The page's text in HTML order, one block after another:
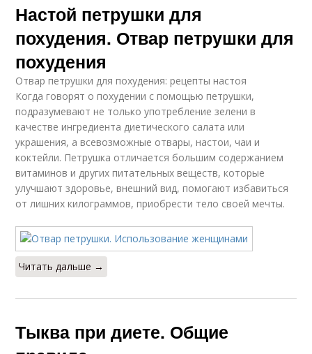
Настой петрушки для
похудения. Отвар петрушки для
похудения
Отвар петрушки для похудения: рецепты настоя
Когда говорят о похудении с помощью петрушки,
подразумевают не только употребление зелени в
качестве ингредиента диетического салата или
украшения, а всевозможные отвары, настои, чаи и
коктейли. Петрушка отличается большим содержанием
витаминов и других питательных веществ, которые
улучшают здоровье, внешний вид, помогают избавиться
от лишних килограммов, приобрести тело своей мечты.
Читать дальше →
Тыква при диете. Общие